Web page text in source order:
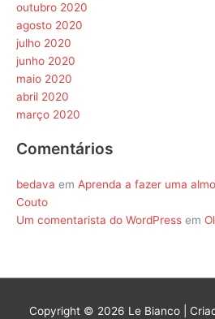
outubro 2020
agosto 2020
julho 2020
junho 2020
maio 2020
abril 2020
março 2020
Comentários
bedava em Aprenda a fazer uma
Couto
Um comentarista do WordPress em
Copyright © 2026 Le Bianco |